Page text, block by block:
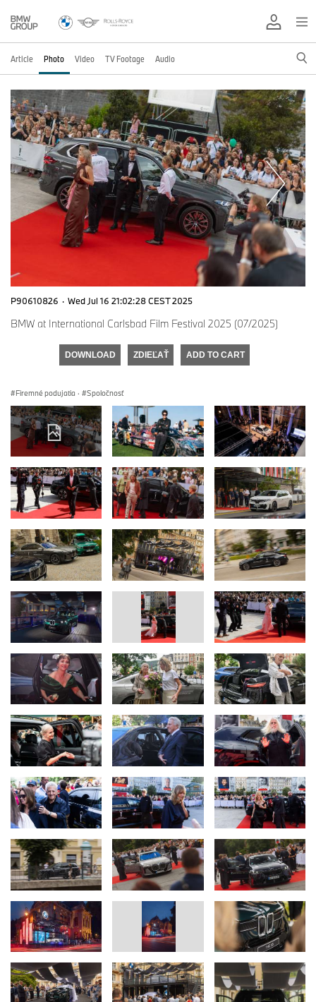
Article Photo Video TV Footage Audio
P90610826 · Wed Jul 16 21:02:28 CEST 2025
BMW at International Carlsbad Film Festival 2025 (07/2025)
DOWNLOAD ZDIEĽAŤ ADD TO CART
Firemné podujatia · Spoločnosť